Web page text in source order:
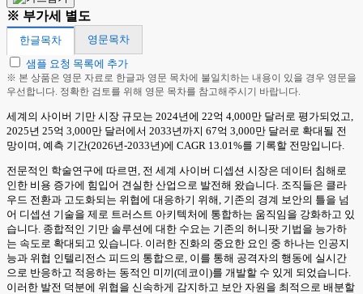
※ 부가세 별도
한글목차
영문목차
샘플 요청 목록에 추가
※ 본 상품은 영문 자료로 한글과 영문 목차에 불일치하는 내용이 있을 경우 영문을
우선합니다. 정확한 검토를 위해 영문 목차를 참고해주시기 바랍니다.
세계의 사이버 기만 시장 규모는 2024년에 22억 4,000만 달러로 평가되었고,
2025년 25억 3,000만 달러에서 2033년까지 67억 3,000만 달러로 확대될 전
망이며, 예측 기간(2026년-2033년)에 CAGR 13.01%를 기록할 전망입니다.
전문적인 학술연구에 따르면, 전 세계 사이버 디셉션 시장은 데이터 침해로
인한 비용 증가에 힘입어 견실한 산업으로 발전해 왔습니다. 조직들은 클라
우드 전환과 고도화되는 위협에 대응하기 위해, 기존의 경계 보안의 틀을 넘
어 디셉션 기술을 제로 트러스트 아키텍처에 통합하는 움직임을 강화하고 있
습니다. 종합적인 기만 솔루션에 대한 수요는 기존의 허니팟 기법을 능가하
는 속도로 확대되고 있습니다. 이러한 진화의 중요한 요인 중 하나는 인공지
능과 위협 인텔리전스 피드의 통합으로, 이를 통해 공격자의 행동에 실시간
으로 반응하고 적응하는 동적인 미끼(데코이)를 개발할 수 있게 되었습니다.
이러한 발전 덕분에 위협을 신속하게 감지하고 보안 자원을 최적으로 배분할